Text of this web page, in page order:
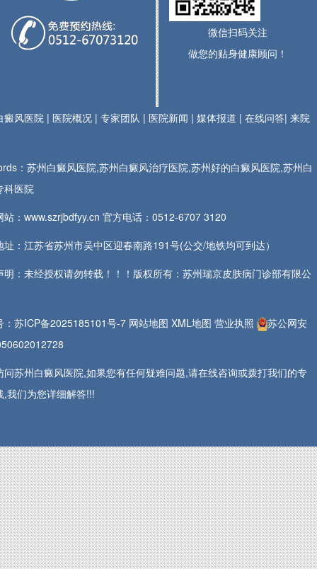
微信扫码关注
做您的贴身健康顾问！
癜风医院 | 医院概况 |专家团队 | 医院新闻 |媒体报道 |在线问答|来院
：苏州白癜风医院,苏州白癜风治疗医院,苏州好的白癜风医院,苏州白
科医院
站：www.szrjbdfyy.cn 官方电话：0512-6707 3120
址：江苏省苏州市吴中区迎春南路191号(公交/地铁均可到达）
明：未经授权请勿转载！！！版权所有：苏州瑞京皮肤病门诊部有限公
：苏ICP备2025185101号-7 网站地图 XML地图 营业执照
苏公网安
问苏州白癜风医院,如果您有任何疑难问题,请在线咨询或拨打我们的专
,我们为您详细解答!!!